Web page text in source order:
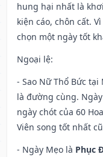
hung hại nhất là
kiện cáo, chôn cất.
chọn một ngày tốt
Ngoại lệ:
- Sao Nữ Thổ Bức
là đường cùng.
ngày chót của 60
Viên song tốt nhất
- Ngày Mẹo là Phục